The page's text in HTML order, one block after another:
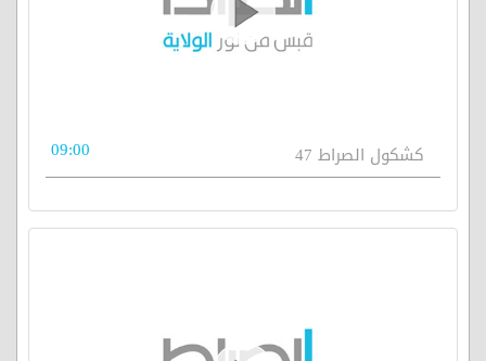
كشكول الصراط 47 09:00